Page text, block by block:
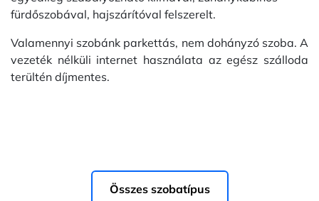
fürdőszobával, hajszárítóval felszerelt.
Valamennyi szobánk parkettás, nem dohányzó szoba. A
vezeték nélküli internet használata az egész szálloda
terültén díjmentes.
Összes szobatípus